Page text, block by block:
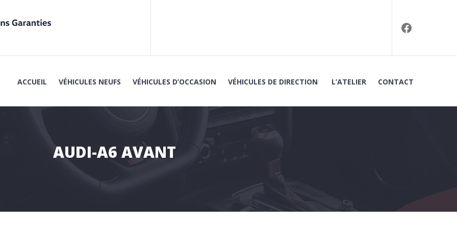
Facebook
ACCUEIL VÉHICULES NEUFS VÉHICULES D’OCCASION VÉHICULES DE DIRECTION L’ATELIER CONTACT
AUDI-A6 AVANT